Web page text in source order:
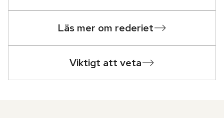
Läs mer om rederiet
Viktigt att veta